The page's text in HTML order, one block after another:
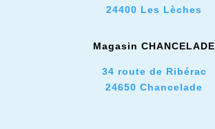
24400 Les Lèches
Magasin CHANCELADE
34 route de Ribérac
24650 Chancelade